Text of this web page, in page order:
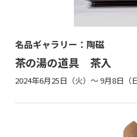
名品ギャラリー：陶磁
茶の湯の道具 茶入
2024年6月25日（火）～ 9月8日（日